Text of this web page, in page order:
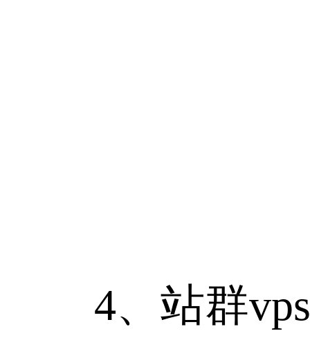
4、站群vps